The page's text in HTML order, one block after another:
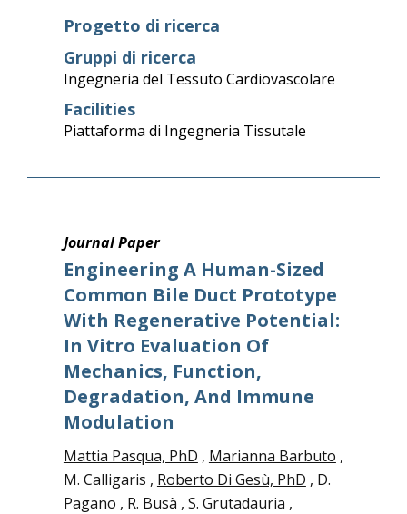
Progetto di ricerca
Gruppi di ricerca
Ingegneria del Tessuto Cardiovascolare
Facilities
Piattaforma di Ingegneria Tissutale
Journal Paper
Engineering A Human-Sized
Common Bile Duct Prototype
With Regenerative Potential:
In Vitro Evaluation Of
Mechanics, Function,
Degradation, And Immune
Modulation
Mattia Pasqua, PhD , Marianna Barbuto ,
M. Calligaris , Roberto Di Gesù, PhD , D.
Pagano , R. Busà , S. Grutadauria ,